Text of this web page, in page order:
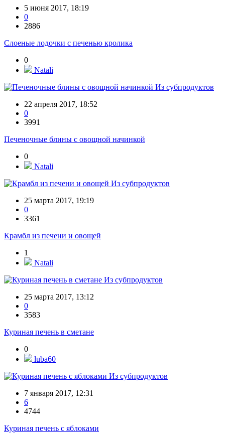
5 июня 2017, 18:19
0
2886
Слоеные лодочки с печенью кролика
0
Natali
Из субпродуктов
22 апреля 2017, 18:52
0
3991
Печеночные блины с овощной начинкой
0
Natali
Из субпродуктов
25 марта 2017, 19:19
0
3361
Крамбл из печени и овощей
1
Natali
Из субпродуктов
25 марта 2017, 13:12
0
3583
Куриная печень в сметане
0
luba60
Из субпродуктов
7 января 2017, 12:31
6
4744
Куриная печень с яблоками